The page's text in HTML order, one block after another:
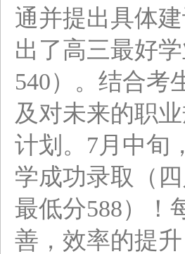
通并提出具体
出了高三最好
540）。结合考
及对未来的职
计划。7月中旬
学成功录取（
最低分588）！
善，效率的提